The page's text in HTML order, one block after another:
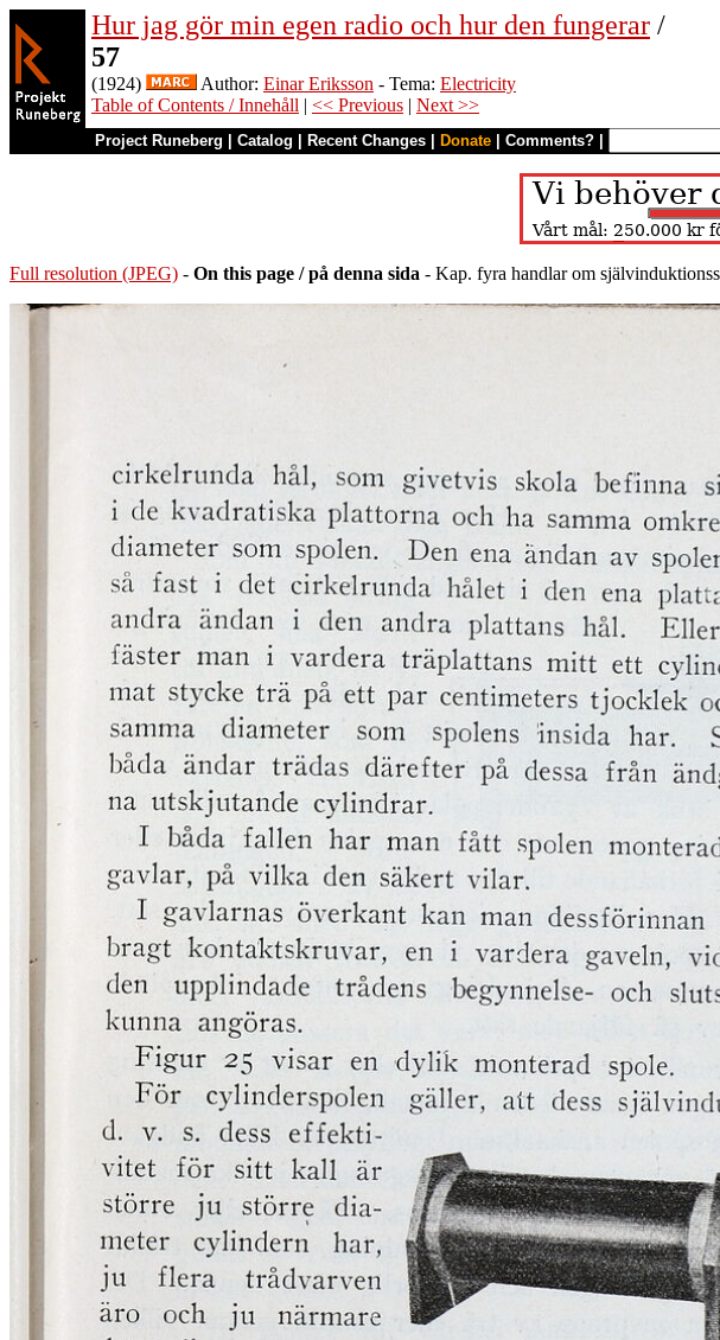
Hur jag gör min egen radio och hur den fungerar /
57
(1924) Author: Einar Eriksson - Tema: Electricity
Table of Contents / Innehåll | << Previous | Next >>
Project Runeberg Catalog Recent Changes Donate Comments?
Full resolution (JPEG) - On this page / på denna sida - Kap. fyra handlar om